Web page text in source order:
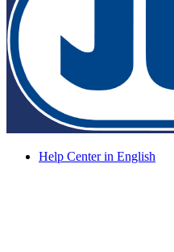
Help Center in English